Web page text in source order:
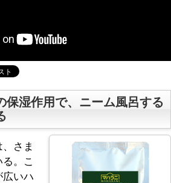
保湿作用で、ニーム風呂する
さま
。こ
広いハ